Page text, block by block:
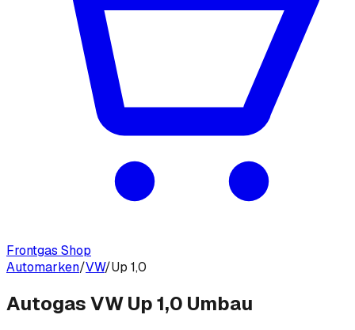
Frontgas Shop
Automarken/VW/Up 1,0
Autogas VW Up 1,0 Umbau